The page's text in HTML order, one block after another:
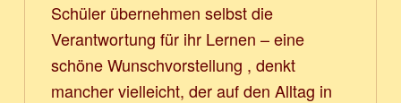
Schüler übernehmen selbst die
Verantwortung für ihr Lernen – eine
schöne Wunschvorstellung , denkt
mancher vielleicht, der auf den Alltag in